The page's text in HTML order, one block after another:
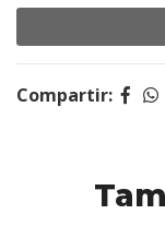
Compartir: